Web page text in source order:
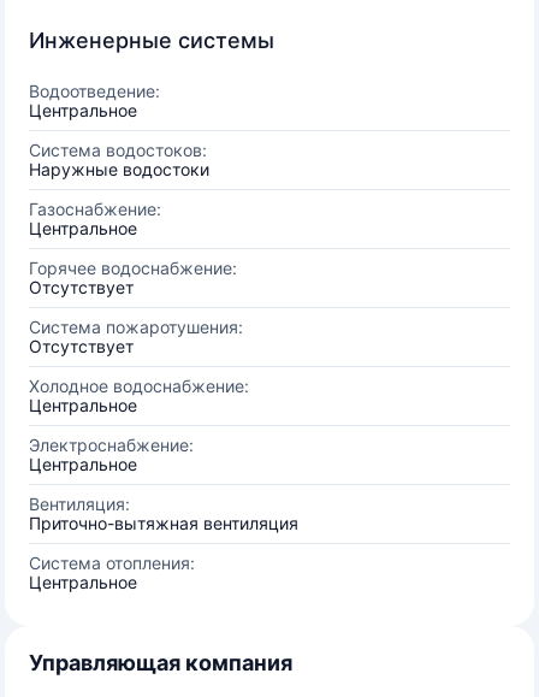
Инженерные системы
Водоотведение:
Центральное
Система водостоков:
Наружные водостоки
Газоснабжение:
Центральное
Горячее водоснабжение:
Отсутствует
Система пожаротушения:
Отсутствует
Холодное водоснабжение:
Центральное
Электроснабжение:
Центральное
Вентиляция:
Приточно-вытяжная вентиляция
Система отопления:
Центральное
Управляющая компания